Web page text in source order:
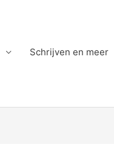
Schrijven en meer